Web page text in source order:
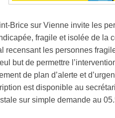
Brice sur Vienne invite les
fragile et isolée de la
recensant les personnes
but de permettre
de plan d’alerte et
est disponible au
sur simple demande au